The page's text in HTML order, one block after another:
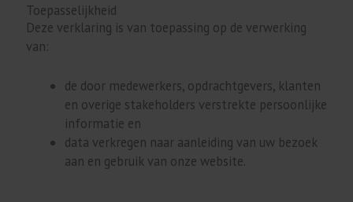
Toepasselijkheid
Deze verklaring is van toepassing op de verwerking
van:
de door medewerkers, opdrachtgevers, klanten
en overige stakeholders verstrekte persoonlijke
informatie en
data verkregen naar aanleiding van uw bezoek
aan en gebruik van onze website.